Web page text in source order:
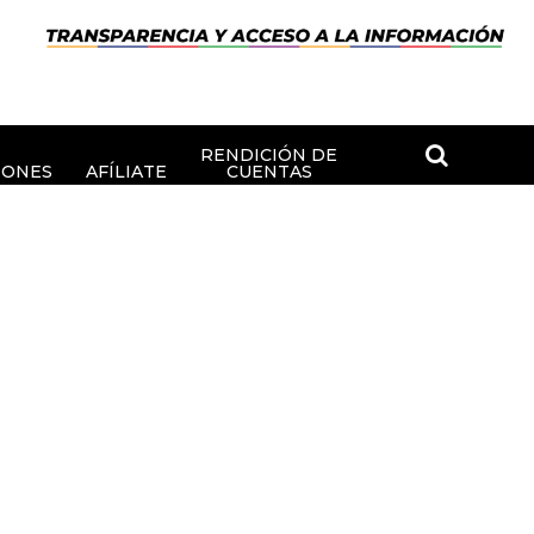
AFÍLIATE
RENDICIÓN DE
CUENTAS